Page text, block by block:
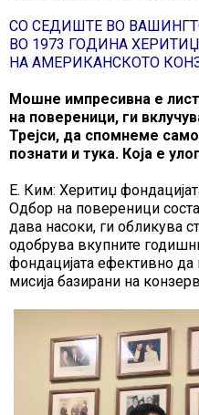
СО СЕДИШТЕ ВО
ВО 1973 ГОДИНА
НА АМЕРИКАНСКОТО
Мошне импресивна е
на повереници, ги
Трејси, да спомнеме
познати и тука. Која е
Е. Ким: Херитиџ
Одбор на повереници
дава насоки, ги обликува
одобрува вкупните
фондацијата ефективно да
мисија базирани на